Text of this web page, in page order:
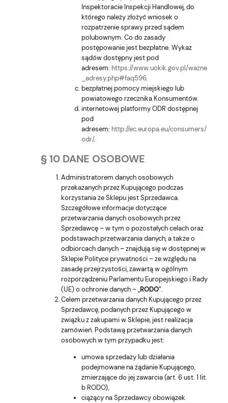
Inspektoracie Inspekcji Handlowej, do
którego należy złożyć wniosek o
rozpatrzenie sprawy przed sądem
polubownym. Co do zasady
postępowanie jest bezpłatne. Wykaz
sądów dostępny jest pod
adresem: https://www.uokik.gov.pl/wazne
_adresy.php#faq596.
bezpłatnej pomocy miejskiego lub
powiatowego rzecznika Konsumentów.
internetowej platformy ODR dostępnej
pod
adresem: http://ec.europa.eu/consumers/
odr/.
§ 10 DANE OSOBOWE
Administratorem danych osobowych
przekazanych przez Kupującego podczas
korzystania ze Sklepu jest Sprzedawca.
Szczegółowe informacje dotyczące
przetwarzania danych osobowych przez
Sprzedawcę – w tym o pozostałych celach oraz
podstawach przetwarzania danych, a także o
odbiorcach danych – znajdują się w dostępnej w
Sklepie Polityce prywatności – ze względu na
zasadę przejrzystości, zawartą w ogólnym
rozporządzeniu Parlamentu Europejskiego i Rady
(UE) o ochronie danych – „RODO”.
Celem przetwarzania danych Kupującego przez
Sprzedawcę, podanych przez Kupującego w
związku z zakupami w Sklepie, jest realizacja
zamówień. Podstawą przetwarzania danych
osobowych w tym przypadku jest:
umowa sprzedaży lub działania
podejmowane na żądanie Kupującego,
zmierzające do jej zawarcia (art. 6 ust. 1 lit.
b RODO),
ciążący na Sprzedawcy obowiązek